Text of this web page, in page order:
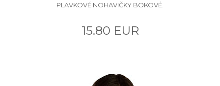
PLAVKOVÉ NOHAVIČKY BOKOVÉ.
15.80 EUR